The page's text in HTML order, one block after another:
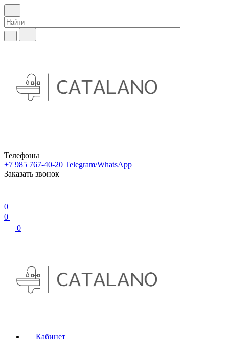
Телефоны
+7 985 767-40-20 Telegram/WhatsApp
Заказать звонок
0
0
0
Кабинет